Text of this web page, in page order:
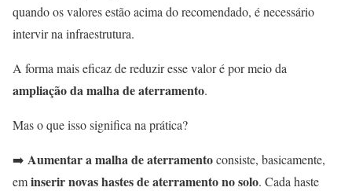
quando os valores estão acima do recomendado, é necessário
intervir na infraestrutura.
A forma mais eficaz de reduzir esse valor é por meio da
ampliação da malha de aterramento.
Mas o que isso significa na prática?
➡️ Aumentar a malha de aterramentoconsiste, basicamente,
eminserir novas hastes de aterramento no solo. Cada haste